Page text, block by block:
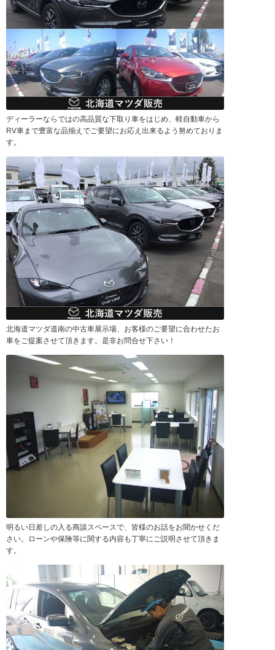
ディーラーならではの高品質な下取り車をはじめ、軽自動車から
RV車まで豊富な品揃えでご要望にお応え出来るよう努めておりま
す。
北海道マツダ道南の中古車展示場、お客様のご要望に合わせたお
車をご提案させて頂きます。是非お問合せ下さい！
明るい日差しの入る商談スペースで、皆様のお話をお聞かせくだ
さい。ローンや保険等に関する内容も丁寧にご説明させて頂きま
す。